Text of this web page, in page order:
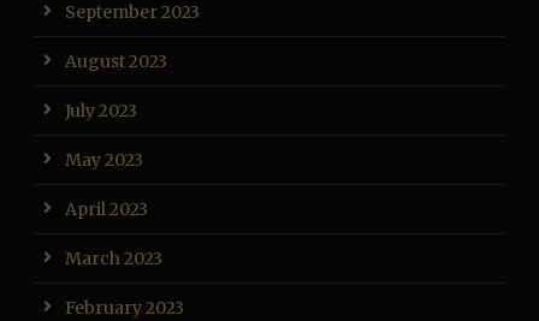
September 2023
August 2023
July 2023
May 2023
April 2023
March 2023
February 2023